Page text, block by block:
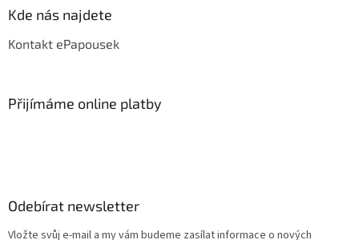
Kde nás najdete
Kontakt ePapousek
Přijímáme online platby
Odebírat newsletter
Vložte svůj e-mail a my vám budeme zasílat informace o nových